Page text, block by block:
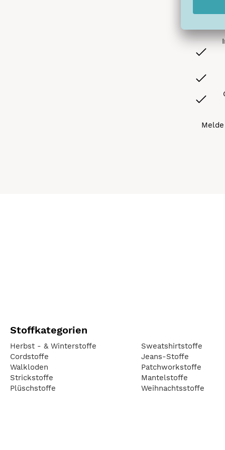
Stoffkategorien
Herbst - & Winterstoffe
Cordstoffe
Walkloden
Strickstoffe
Plüschstoffe
Sweatshirtstoffe
Jeans-Stoffe
Patchworkstoffe
Mantelstoffe
Weihnachtsstoffe